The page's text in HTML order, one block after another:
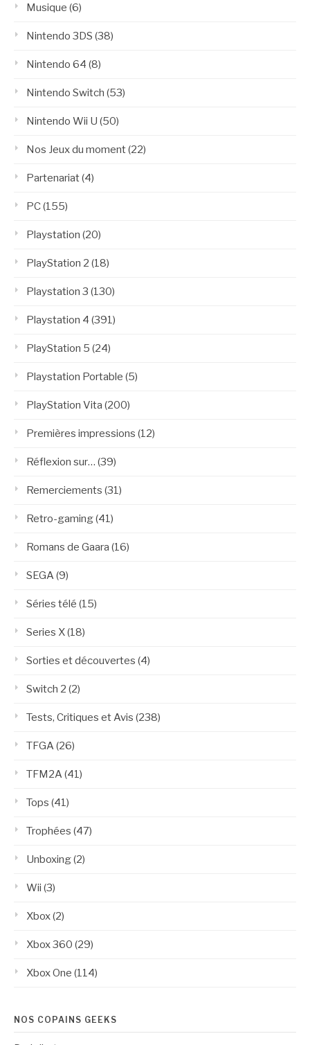
Musique (6)
Nintendo 3DS (38)
Nintendo 64 (8)
Nintendo Switch (53)
Nintendo Wii U (50)
Nos Jeux du moment(22)
Partenariat(4)
PC(155)
Playstation (20)
PlayStation 2 (18)
Playstation 3 (130)
Playstation 4 (391)
PlayStation 5 (24)
Playstation Portable (5)
PlayStation Vita (200)
Premières impressions (12)
Réflexion sur… (39)
Remerciements (31)
Retro-gaming(41)
Romans de Gaara (16)
SEGA(9)
Séries télé (15)
Series X(18)
Sorties et découvertes (4)
Switch 2 (2)
Tests, Critiques et Avis (238)
TFGA(26)
TFM2A(41)
Tops (41)
Trophées (47)
Unboxing(2)
Wii (3)
Xbox(2)
Xbox 360 (29)
Xbox One (114)
NOS COPAINS GEEKS